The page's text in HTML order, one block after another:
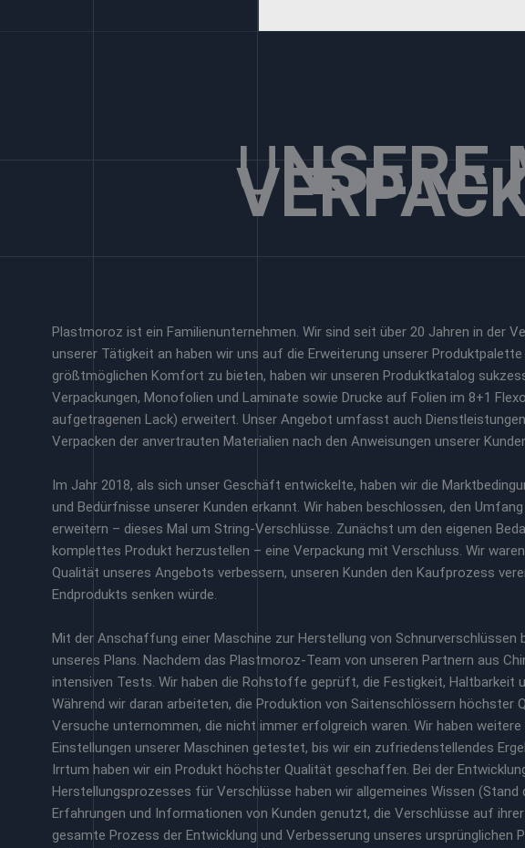
UNSERE
Plastmoroz ist ein Familienunternehmen. Wir sind seit über 20 Jahren in der
unserer Tätigkeit an haben wir uns auf die Erweiterung unserer
größtmöglichen Komfort zu bieten, haben wir unseren Produktkatalog
Verpackungen, Monofolien und Laminate sowie Drucke auf Folien im 8+1
aufgetragenen Lack) erweitert. Unser Angebot umfasst auch
Verpacken der anvertrauten Materialien nach den Anweisungen unserer
Im Jahr 2018, als sich unser Geschäft entwickelte, haben wir die
und Bedürfnisse unserer Kunden erkannt. Wir haben beschlossen, den
erweitern – dieses Mal um String-Verschlüsse. Zunächst um den eigenen
komplettes Produkt herzustellen – eine Verpackung mit Verschluss. Wir
Qualität unseres Angebots verbessern, unseren Kunden den Kaufprozess
Endprodukts senken würde.
Mit der Anschaffung einer Maschine zur Herstellung von Schnurverschlüssen
unseres Plans. Nachdem das Plastmoroz-Team von unseren Partnern aus
intensiven Tests. Wir haben die Rohstoffe geprüft, die Festigkeit, Haltbarkeit
Während wir daran arbeiteten, die Produktion von Saitenschlössern höchster
Versuche unternommen, die nicht immer erfolgreich waren. Wir haben
Einstellungen unserer Maschinen getestet, bis wir ein zufriedenstellendes
Irrtum haben wir ein Produkt höchster Qualität geschaffen. Bei der
Herstellungsprozesses für Verschlüsse haben wir allgemeines Wissen (Stand
Erfahrungen und Informationen von Kunden genutzt, die Verschlüsse auf
gesamte Prozess der Entwicklung und Verbesserung unseres ursprünglichen